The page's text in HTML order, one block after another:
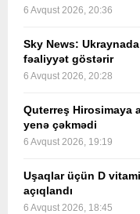
6 Avqust 2026, 20:36
Sky News:
fəaliyyət göstərir
6 Avqust 2026, 20:28
Quterreş Hirosimaya
yenə çəkmədi
6 Avqust 2026, 19:19
Uşaqlar üçün D
açıqlandı
6 Avqust 2026, 18:45